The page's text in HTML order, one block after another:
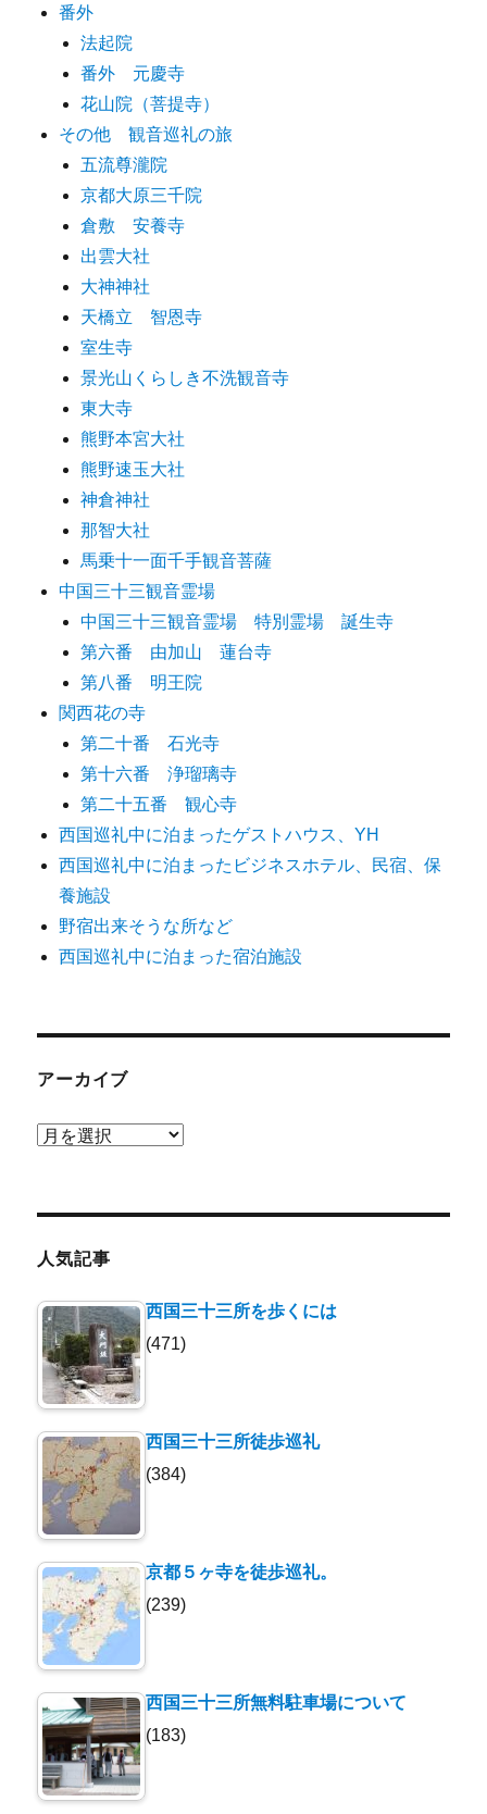
番外
法起院
番外 元慶寺
花山院（菩提寺）
その他 観音巡礼の旅
五流尊瀧院
京都大原三千院
倉敷 安養寺
出雲大社
大神神社
天橋立 智恩寺
室生寺
景光山くらしき不洗観音寺
東大寺
熊野本宮大社
熊野速玉大社
神倉神社
那智大社
馬乗十一面千手観音菩薩
中国三十三観音霊場
中国三十三観音霊場 特別霊場 誕生寺
第六番 由加山 蓮台寺
第八番 明王院
関西花の寺
第二十番 石光寺
第十六番 浄瑠璃寺
第二十五番 観心寺
西国巡礼中に泊まったゲストハウス、YH
西国巡礼中に泊まったビジネスホテル、民宿、保
養施設
野宿出来そうな所など
西国巡礼中に泊まった宿泊施設
アーカイブ
ア
ブ
人気記事
西国三十三所を歩くには
(471)
西国三十三所徒歩巡礼
(384)
京都５ヶ寺を徒歩巡礼。
(239)
西国三十三所無料駐車場について
(183)